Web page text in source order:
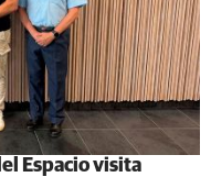
Espacio visita